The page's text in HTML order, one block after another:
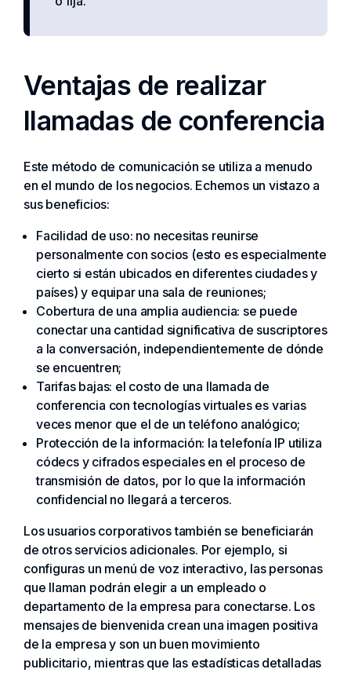
Ventajas de realizar
llamadas de conferencia
Este método de comunicación se utiliza a menudo
en el mundo de los negocios. Echemos un vistazo a
sus beneficios:
Facilidad de uso: no necesitas reunirse
personalmente con socios (esto es especialmente
cierto si están ubicados en diferentes ciudades y
países) y equipar una sala de reuniones;
Cobertura de una amplia audiencia: se puede
conectar una cantidad significativa de suscriptores
a la conversación, independientemente de dónde
se encuentren;
Tarifas bajas: el costo de una llamada de
conferencia con tecnologías virtuales es varias
veces menor que el de un teléfono analógico;
Protección de la información: la telefonía IP utiliza
códecs y cifrados especiales en el proceso de
transmisión de datos, por lo que la información
confidencial no llegará a terceros.
Los usuarios corporativos también se beneficiarán
de otros servicios adicionales. Por ejemplo, si
configuras un menú de voz interactivo, las personas
que llaman podrán elegir a un empleado o
departamento de la empresa para conectarse. Los
mensajes de bienvenida crean una imagen positiva
de la empresa y son un buen movimiento
publicitario, mientras que las estadísticas detalladas